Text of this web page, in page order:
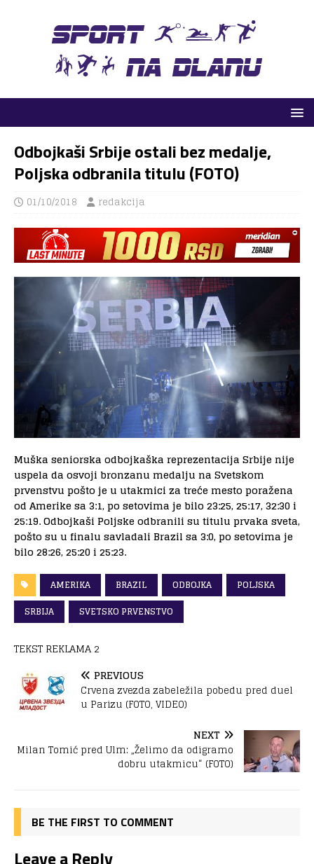
Odbojkaši Srbije ostali bez medalje,
Poljska odbranila titulu (FOTO)
01/10/2018 redakcija
Muška seniorska odbojkaška reprezentacija Srbije nije
uspela da osvoji bronzanu medalju na Svetskom
prvenstvu pošto je u utakmici za treće mesto poražena
od Amerike sa 3:1, po setovima je bilo 23:25, 25:17, 32:30 i
25:19. Odbojkaši Poljske odbranili su titulu prvaka sveta,
pošto su u finalu savladali Brazil sa 3:0, po setovima je
bilo 28:26, 25:20 i 25:23.
AMERIKA BRAZIL ODBOJKA
POLJSKA
SRBIJA
SVETSKO PRVENSTVO
TEKST REKLAMA 2
PREVIOUS
Crvena zvezda zabeležila pobedu pred duel
u Parizu (FOTO, VIDEO)
NEXT
Milan Tomić pred Ulm: „Želimo da odigramo
dobru utakmicu“ (FOTO)
BE THE FIRST TO COMMENT
Leave a Reply